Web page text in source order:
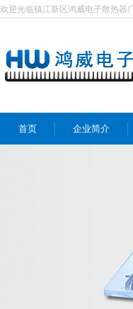
欢迎光临镇江新区鸿威电子散热器
首页 企业简介